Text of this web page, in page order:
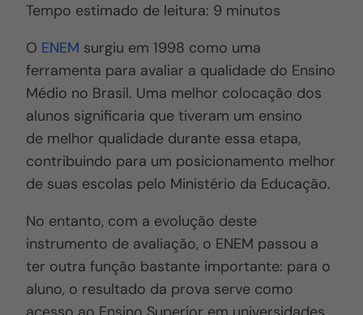
Tempo estimado de leitura: 9 minutos
O ENEM surgiu em 1998 como uma
ferramenta para avaliar a qualidade do Ensino
Médio no Brasil. Uma melhor colocação dos
alunos significaria que tiveram um ensino
de melhor qualidade durante essa etapa,
contribuindo para um posicionamento melhor
de suas escolas pelo Ministério da Educação.
No entanto, com a evolução deste
instrumento de avaliação, o ENEM passou a
ter outra função bastante importante: para o
aluno, o resultado da prova serve como